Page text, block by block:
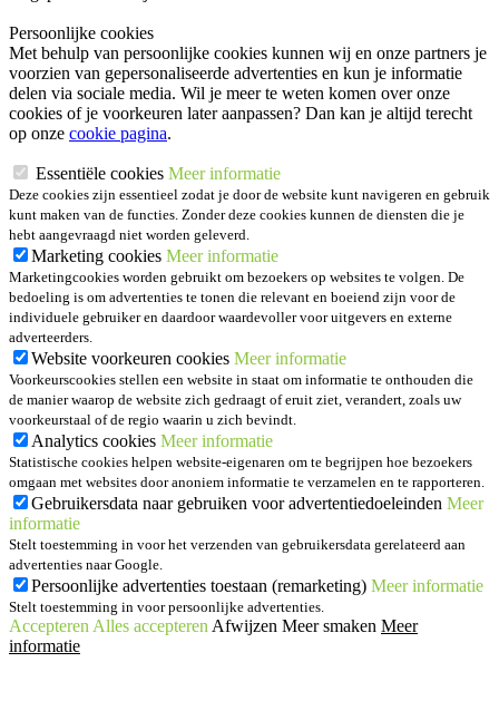
Persoonlijke cookies
Met behulp van persoonlijke cookies kunnen wij en onze partners je
voorzien van gepersonaliseerde advertenties en kun je informatie
delen via sociale media. Wil je meer te weten komen over onze
cookies of je voorkeuren later aanpassen? Dan kan je altijd terecht
op onze cookie pagina.
Essentiële cookies Meer informatie
Deze cookies zijn essentieel zodat je door de website kunt navigeren en gebruik
kunt maken van de functies. Zonder deze cookies kunnen de diensten die je
hebt aangevraagd niet worden geleverd.
Marketing cookies Meer informatie
Marketingcookies worden gebruikt om bezoekers op websites te volgen. De
bedoeling is om advertenties te tonen die relevant en boeiend zijn voor de
individuele gebruiker en daardoor waardevoller voor uitgevers en externe
adverteerders.
Website voorkeuren cookies Meer informatie
Voorkeurscookies stellen een website in staat om informatie te onthouden die
de manier waarop de website zich gedraagt of eruit ziet, verandert, zoals uw
voorkeurstaal of de regio waarin u zich bevindt.
Analytics cookies Meer informatie
Statistische cookies helpen website-eigenaren om te begrijpen hoe bezoekers
omgaan met websites door anoniem informatie te verzamelen en te rapporteren.
Gebruikersdata naar gebruiken voor advertentiedoeleinden Meer
informatie
Stelt toestemming in voor het verzenden van gebruikersdata gerelateerd aan
advertenties naar Google.
Persoonlijke advertenties toestaan (remarketing) Meer informatie
Stelt toestemming in voor persoonlijke advertenties.
Accepteren Alles accepteren Afwijzen Meer smaken Meer
informatie